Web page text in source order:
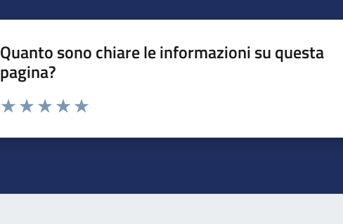
Quanto sono chiare le informazioni su questa
pagina?
Valuta da 1 a 5 stelle la pagina